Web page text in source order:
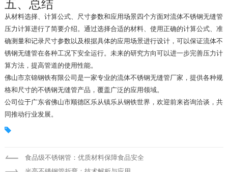
五、总结
从材料选择、计算公式、尺寸参数和应用场景四个方面对流体不锈钢无缝管
压力计算进行了简要介绍。通过选择合适的材料、使用正确的计算公式、准
确测量和记录尺寸参数以及根据具体的应用场景进行设计，可以保证流体不
锈钢无缝管在各种工况下安全运行。未来的研究方向可以进一步完善压力计
算方法，提高管道的使用性能。
佛山市京锦钢铁有限公司是一家专业的流体不锈钢无缝管厂家，提供各种规
格和尺寸的不锈钢无缝管产品，覆盖广泛的应用领域。
公司位于广东省佛山市顺德区乐从镇乐从钢铁世界，欢迎前来咨询洽谈，共
同推动行业发展。
食品级不锈钢管：优质材料保障食品安全